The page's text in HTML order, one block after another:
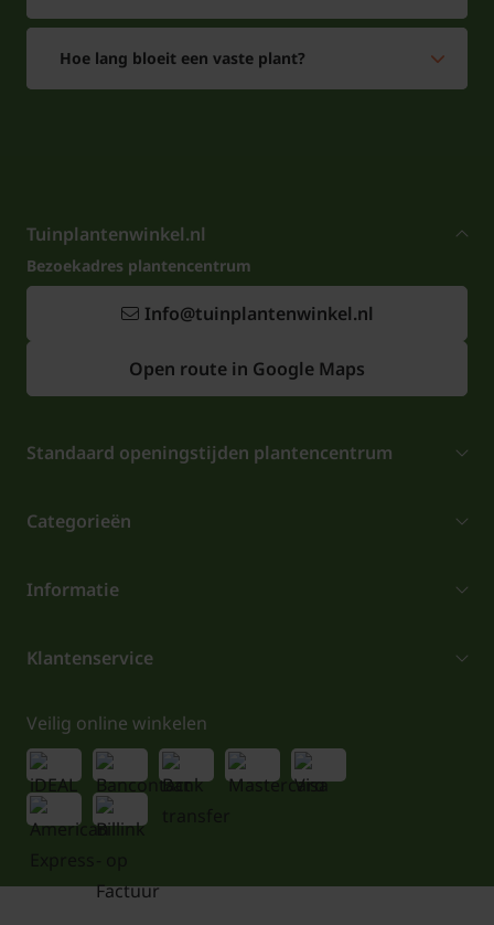
Hoe lang bloeit een vaste plant?
Tuinplantenwinkel.nl
Bezoekadres plantencentrum
Info@tuinplantenwinkel.nl
Open route in Google Maps
Standaard openingstijden plantencentrum
Categorieën
Informatie
Klantenservice
Veilig online winkelen